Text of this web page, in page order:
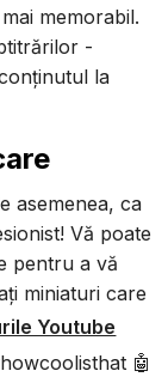
memorabil.
-
la
asemenea, ca
Vă poate
pentru a vă
miniaturi care
Youtube
🤖